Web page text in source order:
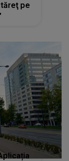
pe